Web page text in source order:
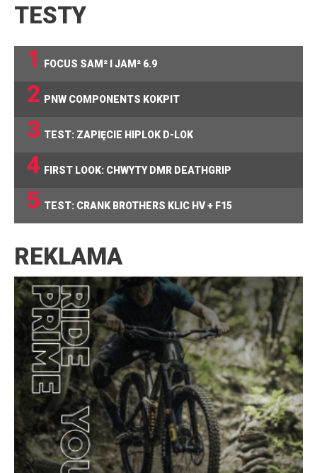
TESTY
1
FOCUS SAM² I JAM² 6.9
2 PNW COMPONENTS KOKPIT
3 TEST: ZAPIĘCIE HIPLOK D-LOK
4 FIRST LOOK: CHWYTY DMR DEATHGRIP
5 TEST: CRANK BROTHERS KLIC HV + F15
REKLAMA